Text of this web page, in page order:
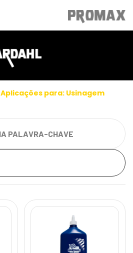
Aplicações para: Usinagem